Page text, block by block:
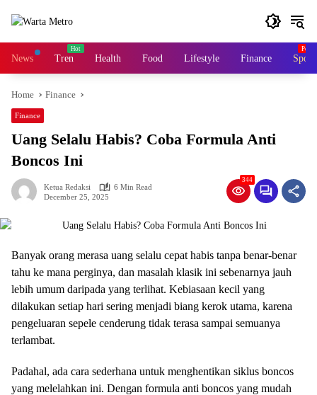
News Tren Health Food Lifestyle Finance Sport
Home Finance
Finance
Uang Selalu Habis? Coba Formula Anti
Boncos Ini
Ketua Redaksi
6 Min Read
December 25, 2025
344
Banyak orang merasa uang selalu cepat habis tanpa benar-benar
tahu ke mana perginya, dan masalah klasik ini sebenarnya jauh
lebih umum daripada yang terlihat. Kebiasaan kecil yang
dilakukan setiap hari sering menjadi biang kerok utama, karena
pengeluaran sepele cenderung tidak terasa sampai semuanya
terlambat.
Padahal, ada cara sederhana untuk menghentikan siklus boncos
yang melelahkan ini. Dengan formula anti boncos yang mudah